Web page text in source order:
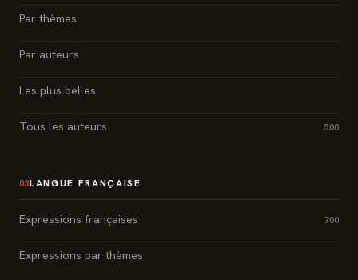
Par thèmes
Par auteurs
Les plus belles
Tous les auteurs 500
03LANGUE FRANÇAISE
Expressions françaises 700
Expressions par thèmes